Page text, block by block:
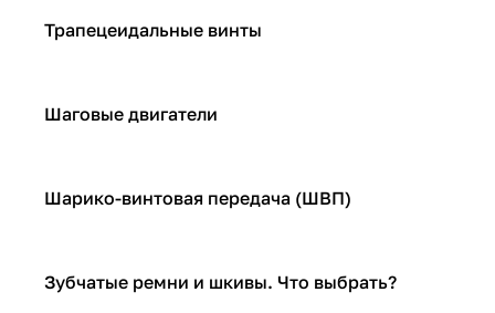
ЧПУ
Трапецеидальные винты
ЧПУ
Шаговые двигатели
ЧПУ
Шарико-винтовая передача (ШВП)
ЧПУ
Зубчатые ремни и шкивы. Что выбрать?